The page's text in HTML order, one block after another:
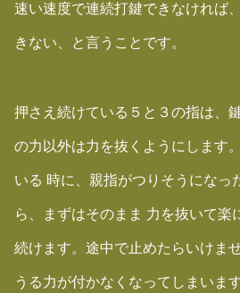
速い速度で連続打鍵できなければ
きない、と言うことです。
押さえ続けている５と３の指は、
の力以外は力を抜くようにします
いる 時に、親指がつりそうになっ
ら、まずはそのまま 力を抜いて楽
続けます。途中で止めたらいけま
うる力が付かなくなってしまいま